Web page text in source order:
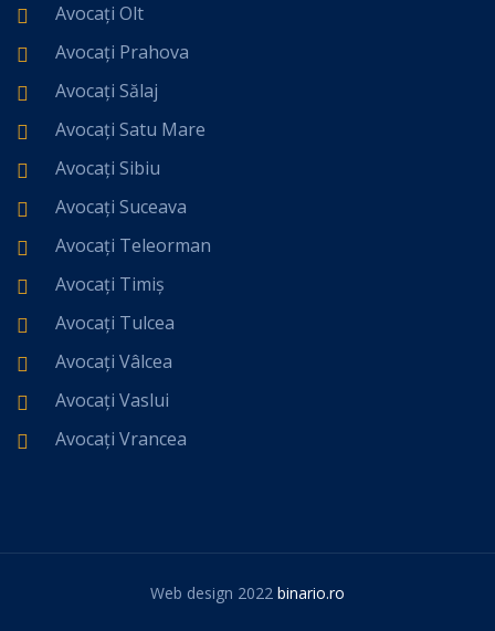
Avocați Olt
Avocați Prahova
Avocați Sălaj
Avocați Satu Mare
Avocați Sibiu
Avocați Suceava
Avocați Teleorman
Avocați Timiș
Avocați Tulcea
Avocați Vâlcea
Avocați Vaslui
Avocați Vrancea
Web design 2022 binario.ro